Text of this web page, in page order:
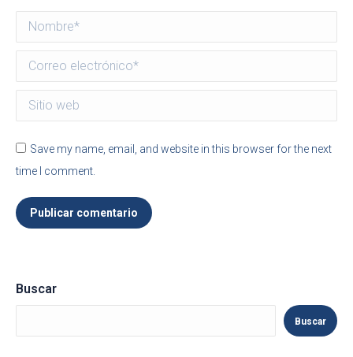
Nombre *
Correo electrónico *
Sitio web
Save my name, email, and website in this browser for the next
time I comment.
Publicar comentario
Buscar
Buscar